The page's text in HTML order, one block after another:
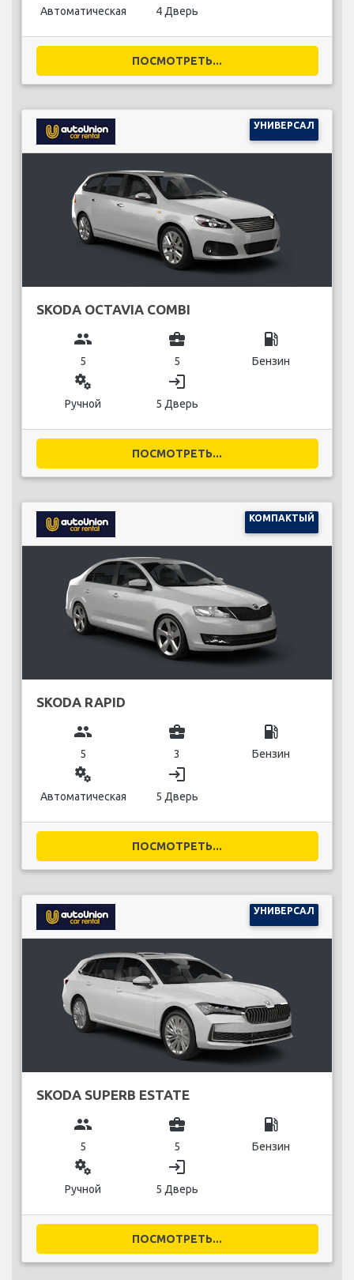
Автоматическая 4 Дверь
ПОСМОТРЕТЬ...
УНИВЕРСАЛ
SKODA OCTAVIA COMBI
group
5
business_center
5
local_gas_station
Бензин
miscellaneous_services
Ручной
login
5 Дверь
ПОСМОТРЕТЬ...
КОМПАКТЫЙ
SKODA RAPID
group
5
business_center
3
local_gas_station
Бензин
miscellaneous_services
Автоматическая
login
5 Дверь
ПОСМОТРЕТЬ...
УНИВЕРСАЛ
SKODA SUPERB ESTATE
group
5
business_center
5
local_gas_station
Бензин
miscellaneous_services
Ручной
login
5 Дверь
ПОСМОТРЕТЬ...